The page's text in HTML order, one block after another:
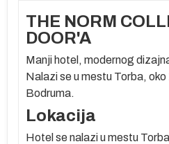
THE NORM
DOOR'A
Manji hotel, modernog
Nalazi se u mestu Torba,
Bodruma.
Lokacija
Hotel se nalazi u mestu